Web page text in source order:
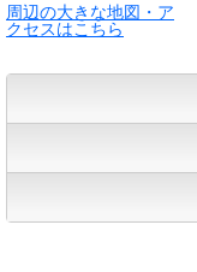
周辺の大きな地図・ア
クセスはこちら